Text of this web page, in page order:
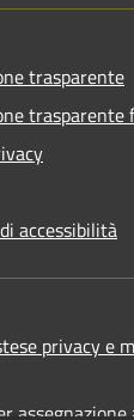
trasparente
trasparente
accessibilità
privacy e